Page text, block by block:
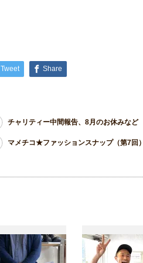
Tweet Share
チャリティー中間報告、8月のお休みなど
マメチコ★ファッションスナップ（第7回